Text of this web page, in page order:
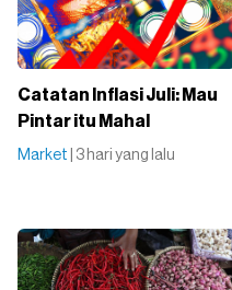
Catatan Inflasi Juli: Mau
Pintar itu Mahal
Market | 3 hari yang lalu